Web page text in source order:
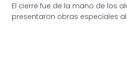
El cierre fue de la mano de los
presentaron obras especiales
DÍA DE LA TRADICIÓN: UNA
DÍA DE LA TRADICIÓN: UNA